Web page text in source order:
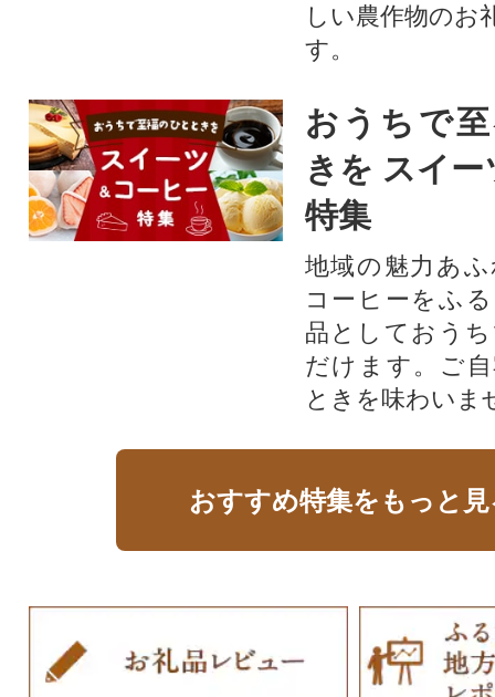
しい農作物のお
す。​
おうちで
きを スイ
特集
地域の魅力あ
コーヒーをふ
品としておう
だけます。ご
ときを味わいま
おすすめ特集をもっと